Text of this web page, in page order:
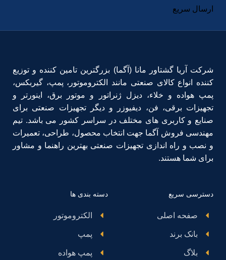
ارسال سریع
شرکت آریا گشتاور مانا (آگما) بزرگترین تامین کننده و توزیع
کننده انواع کالای صنعتی مانند الکتروموتور، پمپ، گیربکس،
پمپ هواده و خلاء، دیزل ژنراتور و موتور برق، اینورتر و
تجهیزات برقی، فن، دیفیوزر و دیگر تجهیزات صنعتی برای
صنایع و کاربری های مختلف در سراسر کشور می باشد. تیم
مهندسی فروش آگما جهت انتخاب محصول، طراحی، تعمیرات
و نصب و راه اندازی تجهیزات صنعتی بهترین راهنما و مشاور
برای شما هستند.
دسترسی سریع
صفحه اصلی
بانک برند
بلاگ
دسته بندی ها
الکتروموتور
پمپ
پمپ هواده